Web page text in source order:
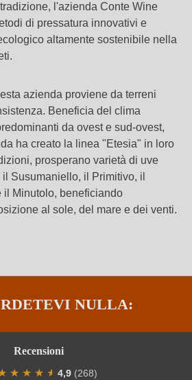
l'azienda Conte Wine
di pressatura innovativi e
altamente sostenibile nella
azienda proviene da terreni
Beneficia del clima
da ovest e sud-ovest,
ha creato la linea "Etesia" in loro
prosperano varietà di uve
Susumaniello, il Primitivo, il
il Minutolo, beneficiando
al sole, del mare e dei venti.
NULLA:
Recensioni
★ ★ ★ ★
★ 4,9 (268)